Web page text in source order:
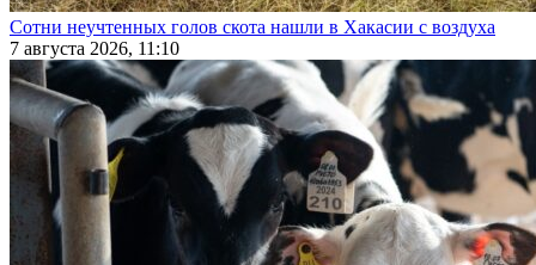
Сотни неучтенных голов скота нашли в Хакасии с воздуха
7 августа 2026, 11:10